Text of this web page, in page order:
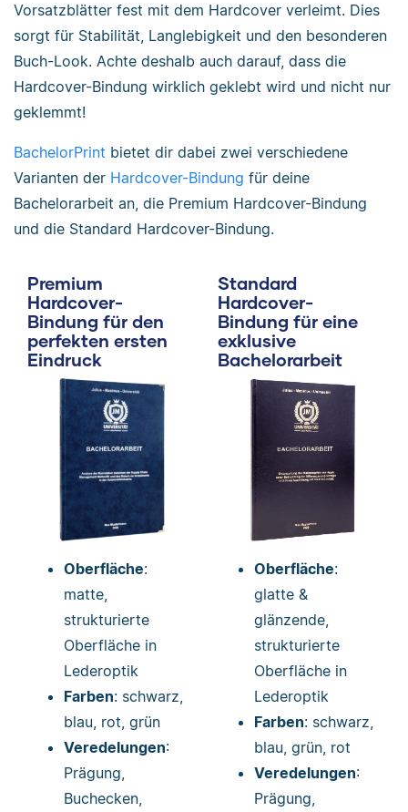
Vorsatzblätter fest mit dem Hardcover verleimt. Dies
sorgt für Stabilität, Langlebigkeit und den besonderen
Buch-Look. Achte deshalb auch darauf, dass die
Hardcover-Bindung wirklich geklebt wird und nicht nur
geklemmt!
BachelorPrint bietet dir dabei zwei verschiedene
Varianten der Hardcover-Bindung für deine
Bachelorarbeit an, die Premium Hardcover-Bindung
und die Standard Hardcover-Bindung.
Premium
Hardcover-
Bindung für den
perfekten ersten
Eindruck
Oberfläche:
matte,
strukturierte
Oberfläche in
Lederoptik
Farben: schwarz,
blau, rot, grün
Veredelungen:
Prägung,
Buchecken,
Standard
Hardcover-
Bindung für eine
exklusive
Bachelorarbeit
Oberfläche:
glatte &
glänzende,
strukturierte
Oberfläche in
Lederoptik
Farben: schwarz,
blau, grün, rot
Veredelungen:
Prägung,